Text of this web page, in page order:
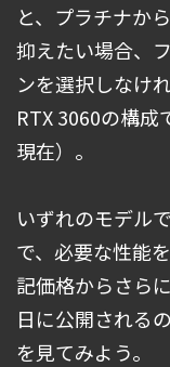
と、プラチナか
抑えたい場合、
ンを選択しなけ
RTX 3060の構成
現在）。
いずれのモデル
で、必要な性能
記価格からさら
日に公開される
を見てみよう。